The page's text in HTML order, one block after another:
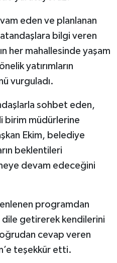
eden ve planlanan
bilgi veren
her mahallesinde yaşam
yatırımların
vurguladı.
sohbet eden,
birim müdürlerine
Ekim, belediye
beklentileri
devam edeceğini
programdan
dile getirerek kendilerini
cevap veren
teşekkür etti.